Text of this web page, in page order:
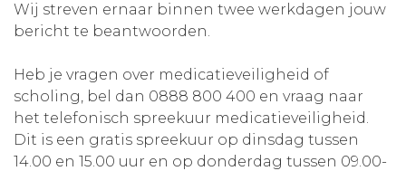
Contact
Winkelwagentje
Aanmelden nieuwsbrief
Inloggen
Wij streven ernaar binnen twee werkdagen jouw
bericht te beantwoorden.
Heb je vragen over medicatieveiligheid of
scholing, bel dan 0888 800 400 en vraag naar
het telefonisch spreekuur medicatieveiligheid.
Dit is een gratis spreekuur op dinsdag tussen
14.00 en 15.00 uur en op donderdag tussen 09.00-